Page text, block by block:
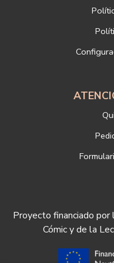
Si desea ampliar
https://
Proyecto financiado
Cómic y de la